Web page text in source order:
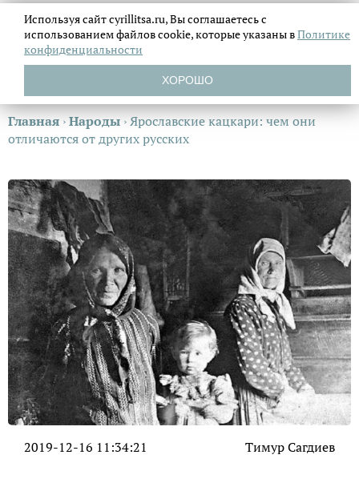
Главная ›Народы ›Ярославские кацкари: чем они
отличаются от других русских
2019-12-16 11:34:21 Тимур Сагдиев
Используя сайт cyrillitsa.ru, Вы соглашаетесь с
использованием файловcookie, которые указаны вПолитике
конфиденциальности
ХОРОШО